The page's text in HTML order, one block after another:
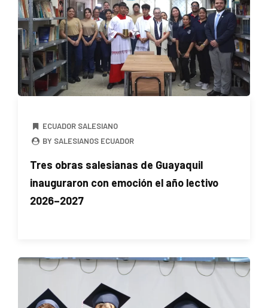
ECUADOR SALESIANO
BY SALESIANOS ECUADOR
Tres obras salesianas de Guayaquil
inauguraron con emoción el año lectivo
2026–2027